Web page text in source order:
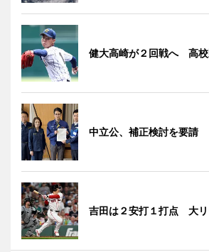
健大高崎が２回戦へ 高
中立公、補正検討を要請
吉田は２安打１打点 大